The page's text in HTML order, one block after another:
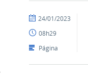
por
-
SEAD
publicado
24/01/2023
08h29
Página